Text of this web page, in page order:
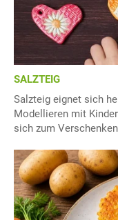
SALZTEIG
Salzteig eignet sich
Modellieren mit
sich zum